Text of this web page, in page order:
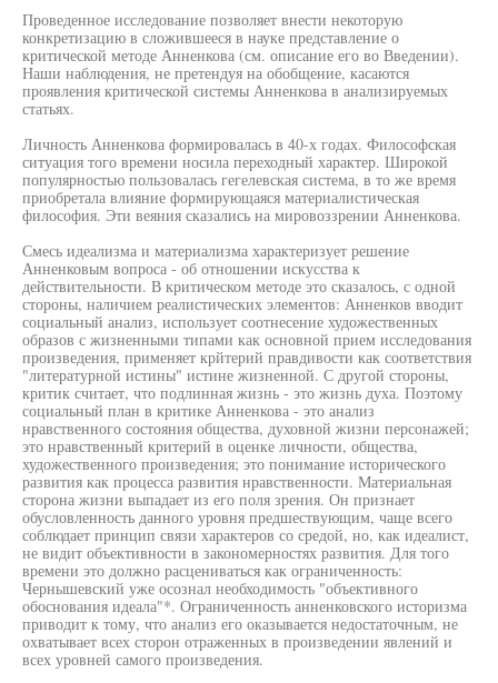
Проведенное исследование позволяет внести некоторую
конкретизацию в сложившееся в науке представление о
критической методе Анненкова (см. описание его во Введении).
Наши наблюдения, не претендуя на обобщение, касаются
проявления критической системы Анненкова в анализируемых
статьях.
Личность Анненкова формировалась в 40-х годах. Философская
ситуация того времени носила переходный характер. Широкой
популярностью пользовалась гегелевская система, в то же время
приобретала влияние формирующаяся материалистическая
философия. Эти веяния сказались на мировоззрении Анненкова.
Смесь идеализма и материализма характеризует решение
Анненковым вопроса - об отношении искусства к
действительности. В критическом методе это сказалось, с одной
стороны, наличием реалистических элементов: Анненков вводит
социальный анализ, использует соотнесение художественных
образов с жизненными типами как основной прием исследования
произведения, применяет крйтерий правдивости как соответствия
"литературной истины" истине жизненной. С другой стороны,
критик считает, что подлинная жизнь - это жизнь духа. Поэтому
социальный план в критике Анненкова - это анализ
нравственного состояния общества, духовной жизни персонажей;
это нравственный критерий в оценке личности, общества,
художественного произведения; это понимание исторического
развития как процесса развития нравственности. Материальная
сторона жизни выпадает из его поля зрения. Он признает
обусловленность данного уровня предшествующим, чаще всего
соблюдает принцип связи характеров со средой, но, как идеалист,
не видит объективности в закономерностях развития. Для того
времени это должно расцениваться как ограниченность:
Чернышевский уже осознал необходимость "объективного
обоснования идеала"*. Ограниченность анненковского историзма
приводит к тому, что анализ его оказывается недостаточным, не
охватывает всех сторон отраженных в произведении явлений и
всех уровней самого произведения.